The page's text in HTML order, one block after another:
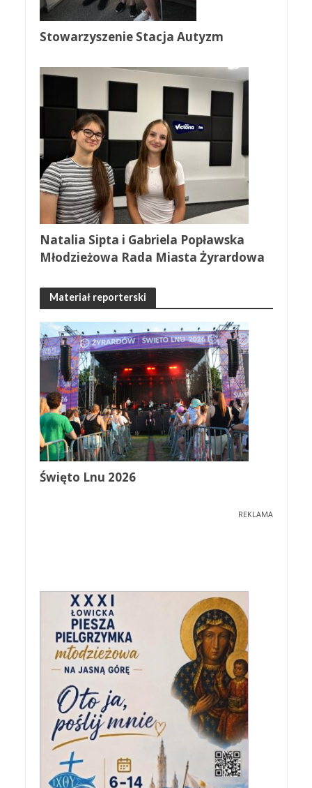
Stowarzyszenie Stacja Autyzm
Natalia Sipta i Gabriela Popławska
Młodzieżowa Rada Miasta Żyrardowa
Materiał reporterski
Święto Lnu 2026
REKLAMA